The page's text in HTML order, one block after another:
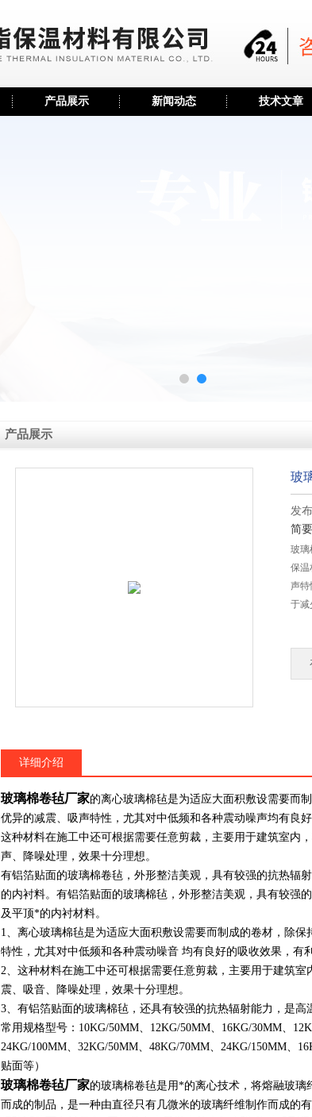
产品展示 新闻动态 技术文章
产品展示
玻
发
简
玻璃
保温
声特
于减
详细介绍
玻璃棉卷毡厂家的离心玻璃棉毡是为适应大面积敷设需要而
优异的减震、吸声特性，尤其对中低频和各种震动噪声均有良
这种材料在施工中还可根据需要任意剪裁，主要用于建筑室内
声、降噪处理，效果十分理想。
有铝箔贴面的玻璃棉卷毡，外形整洁美观，具有较强的抗热辐
的内衬料。有铝箔贴面的玻璃棉毡，外形整洁美观，具有较强
及平顶*的内衬材料。
1、离心玻璃棉毡是为适应大面积敷设需要而制成的卷材，除
特性，尤其对中低频和各种震动噪音 均有良好的吸收效果，有
2、这种材料在施工中还可根据需要任意剪裁，主要用于建筑
震、吸音、降噪处理，效果十分理想。
3、有铝箔贴面的玻璃棉毡，还具有较强的抗热辐射能力，是
常用规格型号：10KG/50MM、12KG/50MM、16KG/30MM、
24KG/100MM、32KG/50MM、48KG/70MM、24KG/150MM、
贴面等）
玻璃棉卷毡厂家的玻璃棉卷毡是用*的离心技术，将熔融玻
而成的制品，是一种由直径只有几微米的玻璃纤维制作而成的